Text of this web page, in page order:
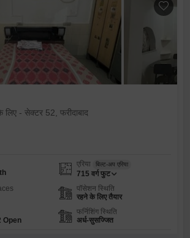
लिए - सेक्टर 52, फरीदाबाद
एरिया बिल्ट-अप एरिया
715 वर्ग फुट
पॉसेशन स्थिति
रहने के लिए तैयार
Open
फर्निशिंग स्थिति
अर्ध-सुसज्जित